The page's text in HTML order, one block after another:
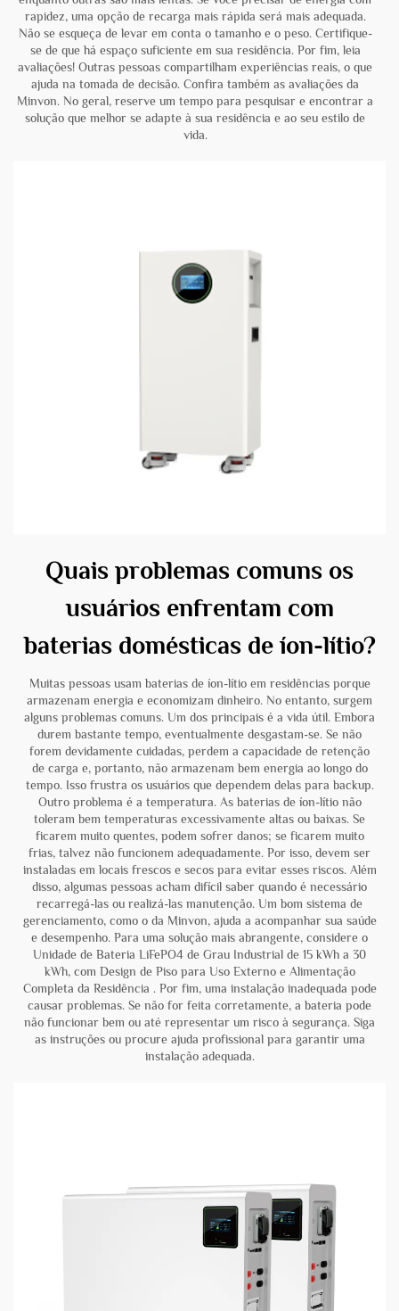
rapidez, uma opção de recarga mais rápida será mais adequada.
Não se esqueça de levar em conta o tamanho e o peso. Certifique-
se de que há espaço suficiente em sua residência. Por fim, leia
avaliações! Outras pessoas compartilham experiências reais, o que
ajuda na tomada de decisão. Confira também as avaliações da
Minvon. No geral, reserve um tempo para pesquisar e encontrar a
solução que melhor se adapte à sua residência e ao seu estilo de
vida.
Quais problemas comuns os
usuários enfrentam com
baterias domésticas de íon-lítio?
Muitas pessoas usam baterias de íon-lítio em residências porque
armazenam energia e economizam dinheiro. No entanto, surgem
alguns problemas comuns. Um dos principais é a vida útil. Embora
durem bastante tempo, eventualmente desgastam-se. Se não
forem devidamente cuidadas, perdem a capacidade de retenção
de carga e, portanto, não armazenam bem energia ao longo do
tempo. Isso frustra os usuários que dependem delas para backup.
Outro problema é a temperatura. As baterias de íon-lítio não
toleram bem temperaturas excessivamente altas ou baixas. Se
ficarem muito quentes, podem sofrer danos; se ficarem muito
frias, talvez não funcionem adequadamente. Por isso, devem ser
instaladas em locais frescos e secos para evitar esses riscos. Além
disso, algumas pessoas acham difícil saber quando é necessário
recarregá-las ou realizá-las manutenção. Um bom sistema de
gerenciamento, como o da Minvon, ajuda a acompanhar sua saúde
e desempenho. Para uma solução mais abrangente, considere o
Unidade de Bateria LiFePO4 de Grau Industrial de 15 kWh a 30
kWh, com Design de Piso para Uso Externo e Alimentação
Completa da Residência . Por fim, uma instalação inadequada pode
causar problemas. Se não for feita corretamente, a bateria pode
não funcionar bem ou até representar um risco à segurança. Siga
as instruções ou procure ajuda profissional para garantir uma
instalação adequada.